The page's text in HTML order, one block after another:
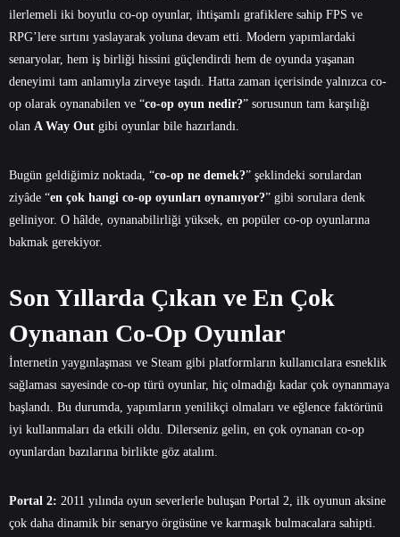
ilerlemeli iki boyutlu co-op oyunlar, ihtişamlı grafiklere sahip FPS ve
RPG’lere sırtını yaslayarak yoluna devam etti. Modern yapımlardaki
senaryolar, hem iş birliği hissini güçlendirdi hem de oyunda yaşanan
deneyimi tam anlamıyla zirveye taşıdı. Hatta zaman içerisinde yalnızca co-
op olarak oynanabilen ve “co-op oyun nedir?” sorusunun tam karşılığı
olan A Way Out gibi oyunlar bile hazırlandı.
Bugün geldiğimiz noktada, “co-op ne demek?” şeklindeki sorulardan
ziyâde “en çok hangi co-op oyunları oynanıyor?” gibi sorulara denk
geliniyor. O hâlde, oynanabilirliği yüksek, en popüler co-op oyunlarına
bakmak gerekiyor.
Son Yıllarda Çıkan ve En Çok
Oynanan Co-Op Oyunlar
İnternetin yaygınlaşması ve Steam gibi platformların kullanıcılara esneklik
sağlaması sayesinde co-op türü oyunlar, hiç olmadığı kadar çok oynanmaya
başlandı. Bu durumda, yapımların yenilikçi olmaları ve eğlence faktörünü
iyi kullanmaları da etkili oldu. Dilerseniz gelin, en çok oynanan co-op
oyunlardan bazılarına birlikte göz atalım.
Portal 2: 2011 yılında oyun severlerle buluşan Portal 2, ilk oyunun aksine
çok daha dinamik bir senaryo örgüsüne ve karmaşık bulmacalara sahipti.